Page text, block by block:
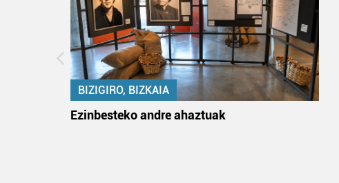
BIZIGIRO, BIZKAIA
Ezinbesteko andre ahaztuak